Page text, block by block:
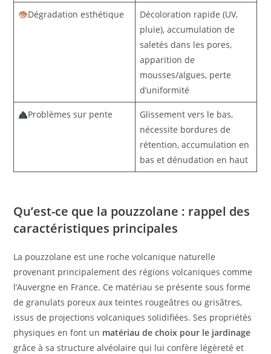
Dégradation esthétique
Décoloration rapide (UV,
pluie), accumulation de
saletés dans les pores,
apparition de
mousses/algues, perte
d’uniformité
Problèmes sur pente
Glissement vers le bas,
nécessite bordures de
rétention, accumulation en
bas et dénudation en haut
Qu’est-ce que la pouzzolane : rappel des
caractéristiques principales
La pouzzolane est une roche volcanique naturelle
provenant principalement des régions volcaniques comme
l’Auvergne en France. Ce matériau se présente sous forme
de granulats poreux aux teintes rougeâtres ou grisâtres,
issus de projections volcaniques solidifiées. Ses propriétés
physiques en font un matériau de choix pour le jardinage
grâce à sa structure alvéolaire qui lui confère légèreté et